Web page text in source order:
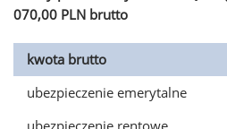
070,00 PLN brutto
kwota brutto
ubezpieczenie emerytalne
ubezpieczenie rentowe